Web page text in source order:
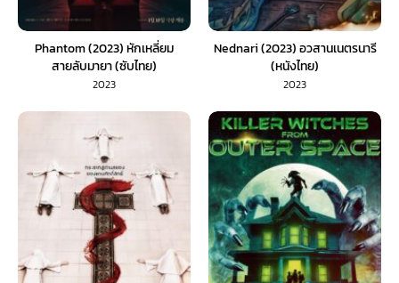
Phantom (2023) หักเหลี่ยม
สายลับมายา (ซับไทย)
2023
Nednari (2023) อวสานเนตรนารี
(หนังไทย)
2023